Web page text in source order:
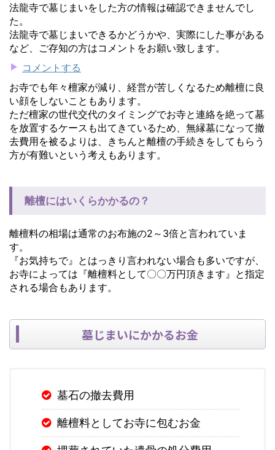
法龍寺で墓じまいをした方の情報は確認できませんでし
た。
法龍寺で墓じまいできるかどうかや、実際にした事がある
など、ご存知の方はコメントをお願い致します。
コメントする
お寺でも年々檀家が減り、経営が苦しくなるため離檀に良
い顔をしないこともあります。
ただ檀家の世代交代のタイミングでお寺と連絡を絶って墓
を放置するケースも出てきているため、無縁墓になって撤
去費用を被るよりは、きちんと離檀の手続きをしてもらう
方が有難いという考えもあります。
離檀にはいくらかかるの？
離檀料の相場は通常のお布施の2～3倍と言われていま
す。
『お気持ちで』とはっきり言われない場合も多いですが、
お寺によっては『離檀料として〇〇万円頂きます』と指定
される場合もあります。
墓じまいにかかるお金
墓石の撤去費用
離檀料としてお寺に包むお金